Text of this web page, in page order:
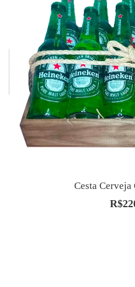
Cesta Cerveja
R$